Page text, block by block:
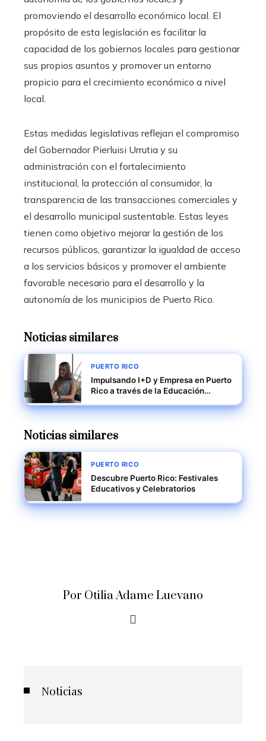
promoviendo el desarrollo económico local. El
propósito de esta legislación es facilitar la
capacidad de los gobiernos locales para gestionar
sus propios asuntos y promover un entorno
propicio para el crecimiento económico a nivel
local.
Estas medidas legislativas reflejan el compromiso
del Gobernador Pierluisi Urrutia y su
administración con el fortalecimiento
institucional, la protección al consumidor, la
transparencia de las transacciones comerciales y
el desarrollo municipal sustentable. Estas leyes
tienen como objetivo mejorar la gestión de los
recursos públicos, garantizar la igualdad de acceso
a los servicios básicos y promover el ambiente
favorable necesario para el desarrollo y la
autonomía de los municipios de Puerto Rico.
Noticias similares
PUERTO RICO
Impulsando I+D y Empresa en Puerto
Rico a través de la Educación
Noticias similares
PUERTO RICO
Descubre Puerto Rico: Festivales
Educativos y Celebratorios
Por Otilia Adame Luevano
Noticias